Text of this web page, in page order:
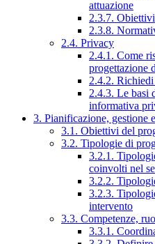
attuazione
2.3.7.
2.3.8.
2.4. Privacy
2.4.1. Come
progettazione
2.4.2. Richiedi
2.4.3. Le basi
informativa
3. Pianificazione, gestione
3.1. Obiettivi del
3.2. Tipologie di
3.2.1.
coinvolti nel
3.2.2.
3.2.3.
intervento
3.3. Competenze,
3.3.1.